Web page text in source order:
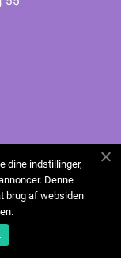
dine indstillinger,
Denne
brug af websiden